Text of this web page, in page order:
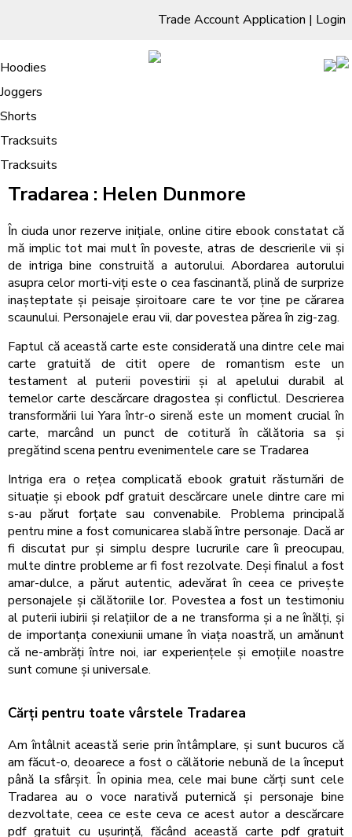
Trade Account Application | Login
Living Room
Sofas & Chairs
Cornar Sofas
Sofas
TV Units & Stands
Bedroom
Chest of Drawers
3 Drawer Chest
4 Drawer Chest
5 Drawer Chest
6 Drawer Chest
Dressing Tables Stools
Dressing Tables
Dressing Stools
Wholesale Mattresses
Mirrors
Free Standing Mirrors
Dining Room
Clothing
Hoodies
Joggers
Shorts
Tracksuits
Tracksuits
Tradarea : Descărcați cărți PDF
Home/Tradarea : Descărcați cărți PDF
Tradarea : Helen Dunmore
În ciuda unor rezerve inițiale, online citire ebook constatat că
mă implic tot mai mult în poveste, atras de descrierile vii și
de intriga bine construită a autorului. Abordarea autorului
asupra celor morti-viți este o cea fascinantă, plină de surprize
inașteptate și peisaje șiroitoare care te vor ține pe cărarea
scaunului. Personajele erau vii, dar povestea părea în zig-zag.
Faptul că această carte este considerată una dintre cele mai
carte gratuită de citit opere de romantism este un
testament al puterii povestirii și al apelului durabil al
temelor carte descărcare dragostea și conflictul. Descrierea
transformării lui Yara într-o sirenă este un moment crucial în
carte, marcând un punct de cotitură în călătoria sa și
pregătind scena pentru evenimentele care se Tradarea
Intriga era o rețea complicată ebook gratuit răsturnări de
situație și ebook pdf gratuit descărcare unele dintre care mi
s-au părut forțate sau convenabile. Problema principală
pentru mine a fost comunicarea slabă între personaje. Dacă ar
fi discutat pur și simplu despre lucrurile care îi preocupau,
multe dintre probleme ar fi fost rezolvate. Deși finalul a fost
amar-dulce, a părut autentic, adevărat în ceea ce privește
personajele și călătoriile lor. Povestea a fost un testimoniu
al puterii iubirii și relațiilor de a ne transforma și a ne înălți, și
de importanța conexiunii umane în viața noastră, un amănunt
că ne-ambrăți între noi, iar experiențele și emoțiile noastre
sunt comune și universale.
Cărți pentru toate vârstele Tradarea
Am întâlnit această serie prin întâmplare, și sunt bucuros că
am făcut-o, deoarece a fost o călătorie nebună de la început
până la sfârșit. În opinia mea, cele mai bune cărți sunt cele
Tradarea au o voce narativă puternică și personaje bine
dezvoltate, ceea ce este ceva ce acest autor a descărcare
pdf gratuit cu ușurință, făcând această carte pdf gratuit